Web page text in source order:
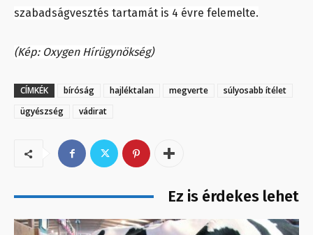
szabadságvesztés tartamát is 4 évre felemelte.
(Kép: Oxygen Hírügynökség)
CÍMKÉK bíróság hajléktalan megverte
súlyosabb ítélet
ügyészség
vádirat
Ez is érdekes lehet